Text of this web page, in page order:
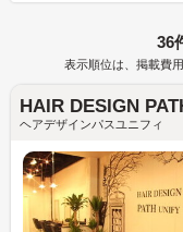
36
表示順位は、掲載費
HAIR DESIGN
ヘアデザインパスユニフィ